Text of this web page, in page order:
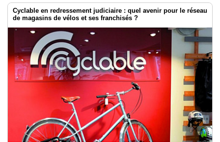
Cyclable en redressement judiciaire : quel avenir pour le réseau
de magasins de vélos et ses franchisés ?